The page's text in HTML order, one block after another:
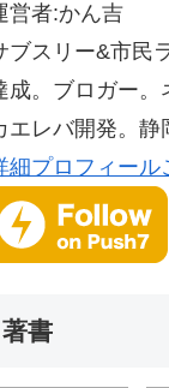
営者:かん吉
ブスリー&市民
成。ブロガー。
エレバ開発。静
細プロフィール
著書